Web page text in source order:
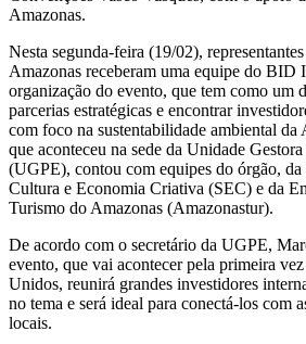
Amazonas.
Nesta segunda-feira (19/02),
Amazonas receberam uma equipe do BID
organização do evento, que tem como um
parcerias estratégicas e encontrar
com foco na sustentabilidade ambiental da
que aconteceu na sede da Unidade
(UGPE), contou com equipes do órgão, da
Cultura e Economia Criativa (SEC) e da
Turismo do Amazonas (Amazonastur).
De acordo com o secretário da UGPE,
evento, que vai acontecer pela primeira
Unidos, reunirá grandes investidores
no tema e será ideal para conectá-los com
locais.